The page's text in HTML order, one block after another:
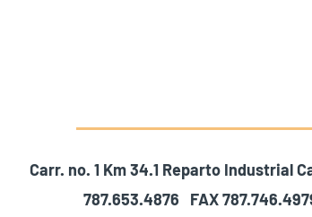
Carr. no. 1 Km 34.1 Reparto Industrial
787.653.4876 FAX